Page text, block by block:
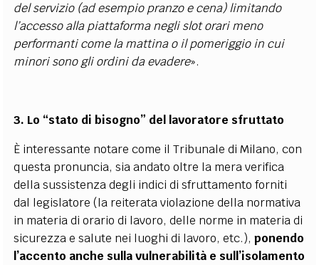
del servizio (ad esempio pranzo e cena) limitando
l’accesso alla piattaforma negli slot orari meno
performanti come la mattina o il pomeriggio in cui
minori sono gli ordini da evadere».
3. Lo “stato di bisogno” del lavoratore sfruttato
È interessante notare come il Tribunale di Milano, con
questa pronuncia, sia andato oltre la mera verifica
della sussistenza degli indici di sfruttamento forniti
dal legislatore (la reiterata violazione della normativa
in materia di orario di lavoro, delle norme in materia di
sicurezza e salute nei luoghi di lavoro, etc.),ponendo
l’accento anche sulla vulnerabilità e sull’isolamento